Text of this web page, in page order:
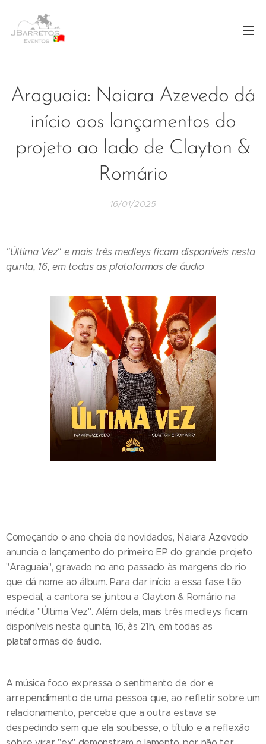
Araguaia: Naiara Azevedo dá
início aos lançamentos do
projeto ao lado de Clayton &
Romário
16/01/2025
"Última Vez" e mais três medleys ficam disponíveis nesta
quinta, 16, em todas as plataformas de áudio
Começando o ano cheia de novidades, Naiara Azevedo
anuncia o lançamento do primeiro EP do grande projeto
"Araguaia", gravado no ano passado às margens do rio
que dá nome ao álbum. Para dar início a essa fase tão
especial, a cantora se juntou a Clayton & Romário na
inédita "Última Vez". Além dela, mais três medleys ficam
disponíveis nesta quinta, 16, às 21h, em todas as
plataformas de áudio.
A música foco expressa o sentimento de dor e
arrependimento de uma pessoa que, ao refletir sobre um
relacionamento, percebe que a outra estava se
despedindo sem que ela soubesse, o título e a reflexão